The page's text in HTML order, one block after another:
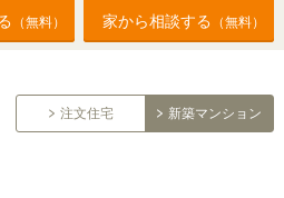
（無料） 家から相談する （無料）
注文住宅 新築マンション